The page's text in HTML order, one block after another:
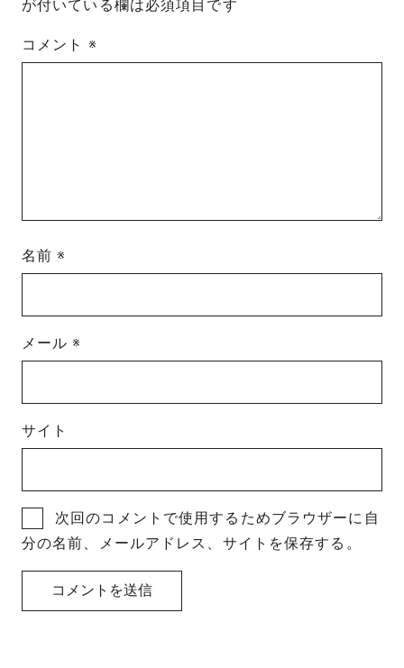
が付いている欄は必須項目です
コメント ※
名前※
メール※
サイト
次回のコメントで使用するためブラウザーに自
分の名前、メールアドレス、サイトを保存する。